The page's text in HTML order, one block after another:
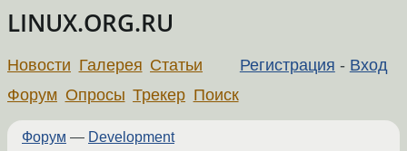
LINUX.ORG.RU
Регистрация - Вход
Новости Галерея Статьи
Форум Опросы Трекер Поиск
Форум — Development